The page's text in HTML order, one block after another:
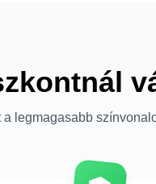
legmagasabb